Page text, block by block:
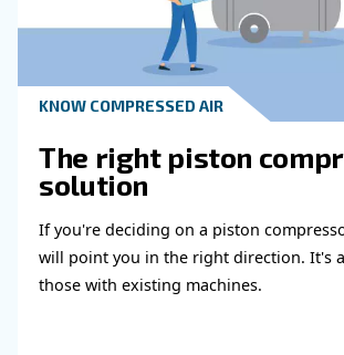
Read more about